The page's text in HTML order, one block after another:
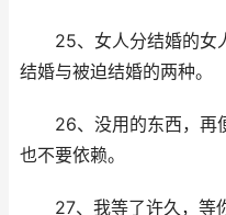
25、女人分结婚的女
结婚与被迫结婚的两种。
26、没用的东西，再
也不要依赖。
27、我等了许久，等